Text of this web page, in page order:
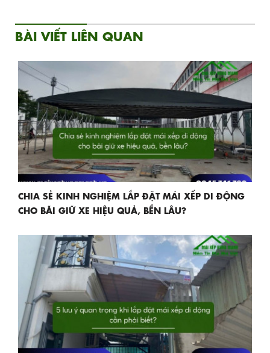
BÀI VIẾT LIÊN QUAN
CHIA SẺ KINH NGHIỆM LẮP ĐẶT MÁI XẾP DI ĐỘNG
CHO BÃI GIỮ XE HIỆU QUẢ, BỀN LÂU?